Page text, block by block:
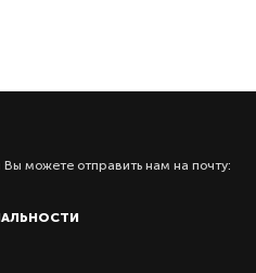
можете отправить нам на почту: